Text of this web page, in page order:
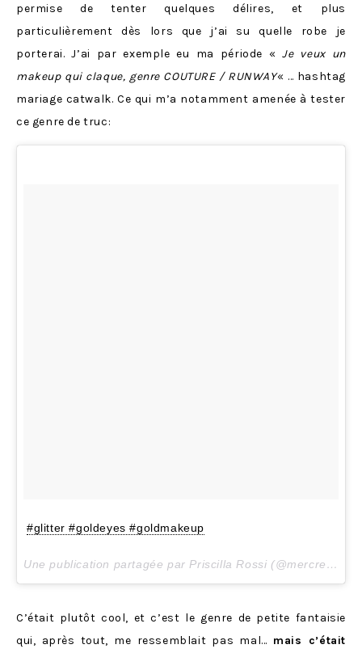
permise de tenter quelques délires, et plus
particulièrement dès lors que j’ai su quelle robe je
porterai. J’ai par exemple eu ma période «Je veux un
makeup qui claque, genre COUTURE / RUNWAY« … hashtag
mariage catwalk. Ce qui m’a notamment amenée à tester
ce genre de truc:
#glitter #goldeyes #goldmakeup
Une publication partagée par Priscilla Rossi (@mercredieblog) le
C’était plutôt cool, et c’est le genre de petite fantaisie
qui, après tout, me ressemblait pas mal… mais c’était